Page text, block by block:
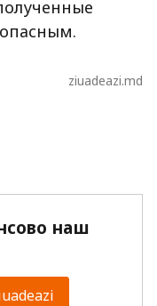
ziuadeazi.md
наш